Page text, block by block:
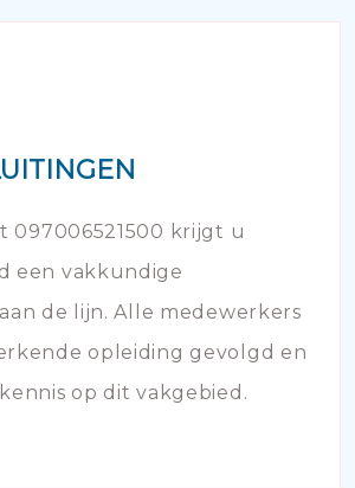
097006521500 krijgt u
een vakkundige
de lijn. Alle medewerkers
opleiding gevolgd en
op dit vakgebied.